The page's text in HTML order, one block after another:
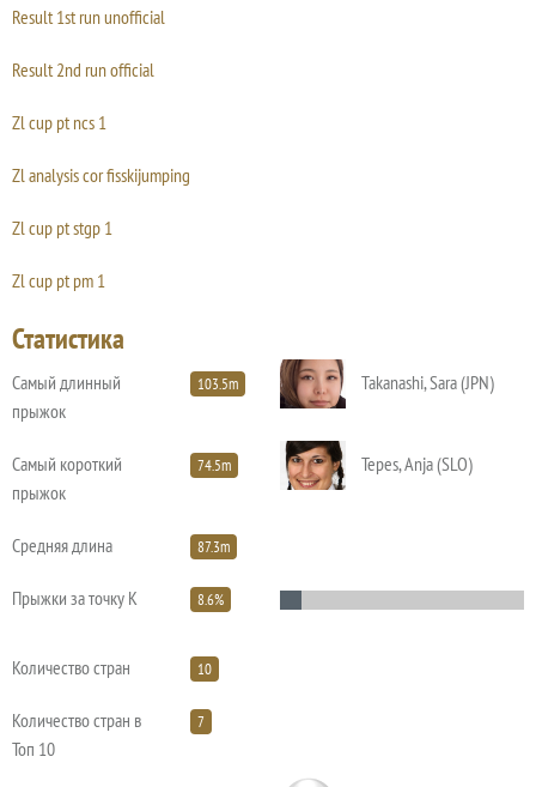
Result 1st run unofficial
Result 2nd run official
Zl cup pt ncs 1
Zl analysis cor fisskijumping
Zl cup pt stgp 1
Zl cup pt pm 1
Статистика
Самый длинный
прыжок
103.5m Takanashi, Sara (JPN)
Самый короткий
прыжок
74.5m Tepes, Anja (SLO)
Средняя длина 87.3m
Прыжки за точку К 8.6%
Количество стран 10
Количество стран в
Топ 10
7